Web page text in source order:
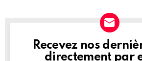
NEWSLETTER
Recevez nos
directement par